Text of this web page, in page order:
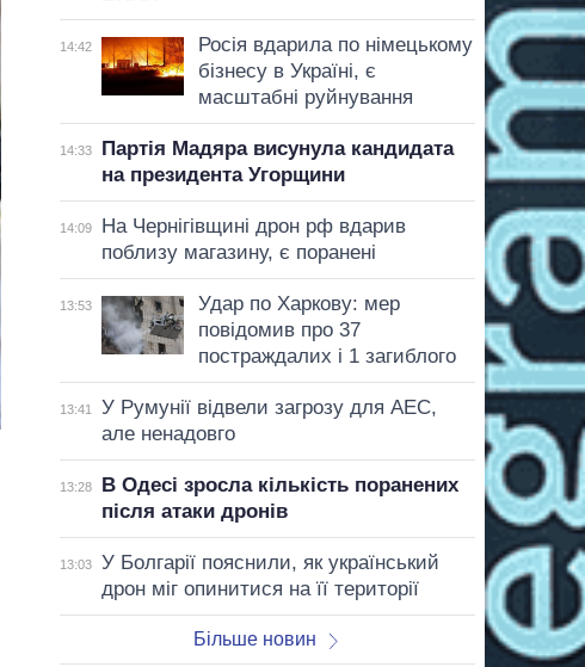
14:42
Росія вдарила по німецькому
бізнесу в Україні, є
масштабні руйнування
14:33
Партія Мадяра висунула кандидата
на президента Угорщини
14:09
На Чернігівщині дрон рф вдарив
поблизу магазину, є поранені
13:53
Удар по Харкову: мер
повідомив про 37
постраждалих і 1 загиблого
13:41
У Румунії відвели загрозу для АЕС,
але ненадовго
13:28
В Одесі зросла кількість поранених
після атаки дронів
13:03
У Болгарії пояснили, як український
дрон міг опинитися на її території
Більше новин